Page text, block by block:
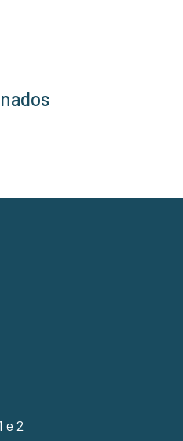
e 2